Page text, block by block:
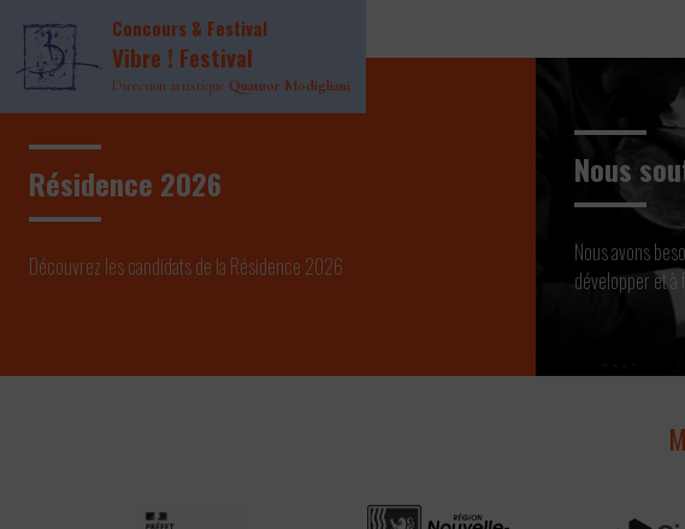
Concours & Festival
Vibre ! Festival
Direction artistique Quatuor Modigliani
Page INDEX Header
Page INDEX Main
Résidence 2026
Découvrez les candidats de la Résidence 2026
Nous
Nous avons
développer et à